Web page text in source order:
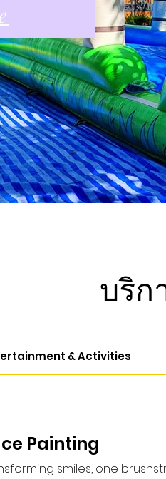
บริก
& Activities
Painting
smiles, one